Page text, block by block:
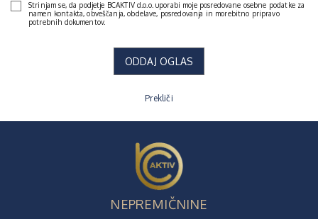
Strinjam se, da podjetje BCAKTIV d.o.o. uporabi moje posredovane osebne podatke za
namen kontakta, obveščanja, obdelave, posredovanja in morebitno pripravo
potrebnih dokumentov.
ODDAJ OGLAS
Prekliči
NEPREMIČNINE